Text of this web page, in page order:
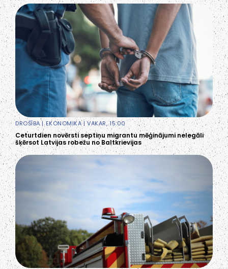
DROŠĪBA|EKONOMIKA| VAKAR, 15:00
Ceturtdien novērsti septiņu migrantu mēģinājumi nelegāli
šķērsot Latvijas robežu no Baltkrievijas